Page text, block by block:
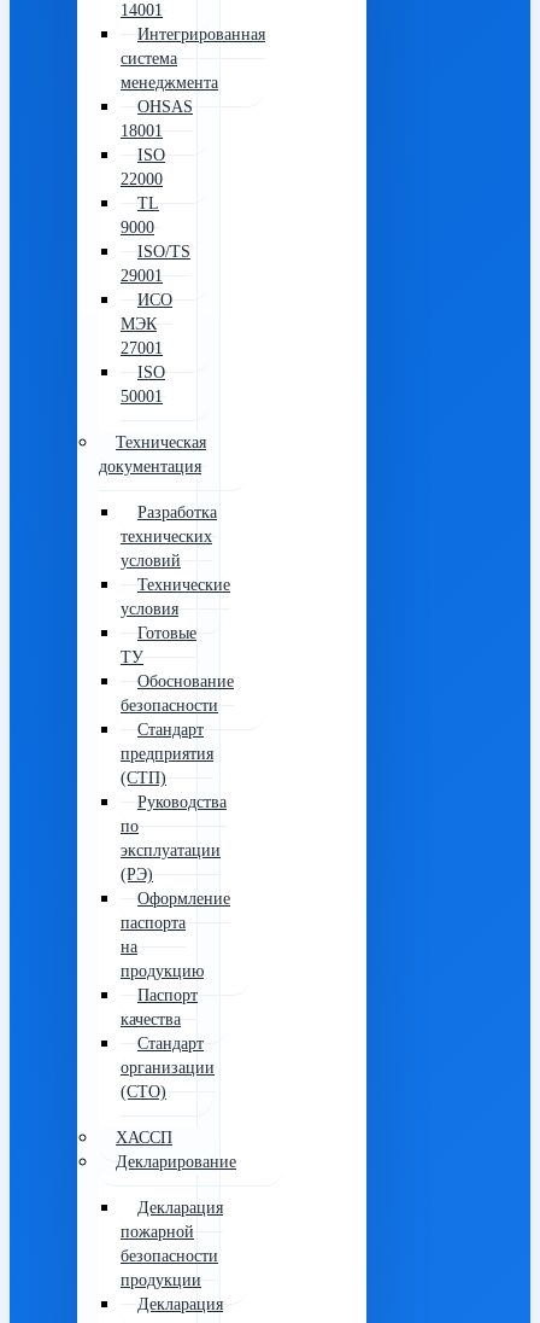
14001
Интегрированная
система
менеджмента
OHSAS
18001
ISO
22000
TL
9000
ISO/TS
29001
ИСО
МЭК
27001
ISO
50001
Техническая
документация
Разработка
технических
условий
Технические
условия
Готовые
ТУ
Обоснование
безопасности
Стандарт
предприятия
(СТП)
Руководства
по
эксплуатации
(РЭ)
Оформление
паспорта
на
продукцию
Паспорт
качества
Стандарт
организации
(СТО)
ХАССП
Декларирование
Декларация
пожарной
безопасности
продукции
Декларация